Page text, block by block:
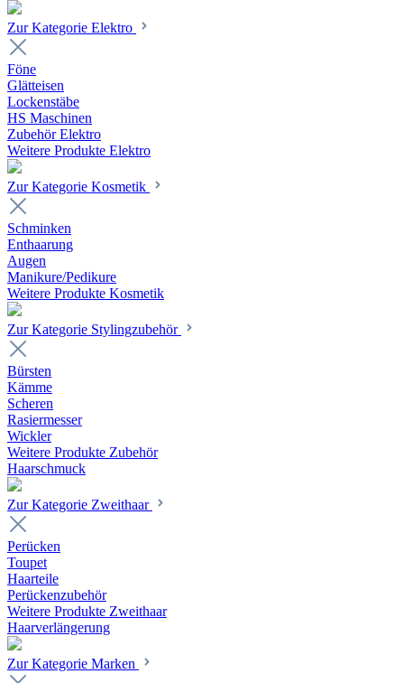
Zur Kategorie Elektro
Föne
Glätteisen
Lockenstäbe
HS Maschinen
Zubehör Elektro
Weitere Produkte Elektro
Zur Kategorie Kosmetik
Schminken
Enthaarung
Augen
Manikure/Pedikure
Weitere Produkte Kosmetik
Zur Kategorie Stylingzubehör
Bürsten
Kämme
Scheren
Rasiermesser
Wickler
Weitere Produkte Zubehör
Haarschmuck
Zur Kategorie Zweithaar
Perücken
Toupet
Haarteile
Perückenzubehör
Weitere Produkte Zweithaar
Haarverlängerung
Zur Kategorie Marken